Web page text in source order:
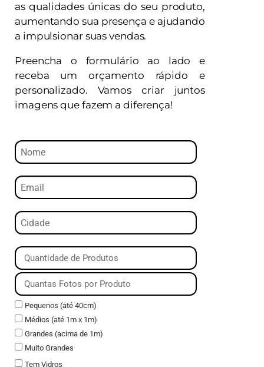
as qualidades únicas do seu produto,
aumentando sua presença e ajudando
a impulsionar suas vendas.
Preencha o formulário ao lado e
receba um orçamento rápido e
personalizado. Vamos criar juntos
imagens que fazem a diferença!
Pequenos (até 40cm)
Médios (até 1m x 1m)
Grandes (acima de 1m)
Muito Grandes
Tem Vidros